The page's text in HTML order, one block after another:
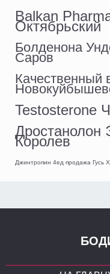
Balkan
Октябрьский
Болденона
Саров
Качественный
Testosterone
Дростанолон
Королев
Джинтропин 4ед продажа Гусь